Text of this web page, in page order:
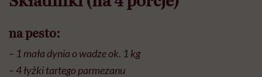
na pesto:
– 1 mała dynia o wadze ok. 1 kg
– 4 łyżki tartego parmezanu